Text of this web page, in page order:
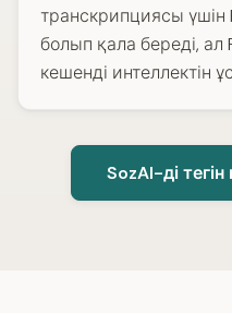
транскрипциясы үшін
болып қала береді, ал
кешенді интеллектін
SozAI-ді